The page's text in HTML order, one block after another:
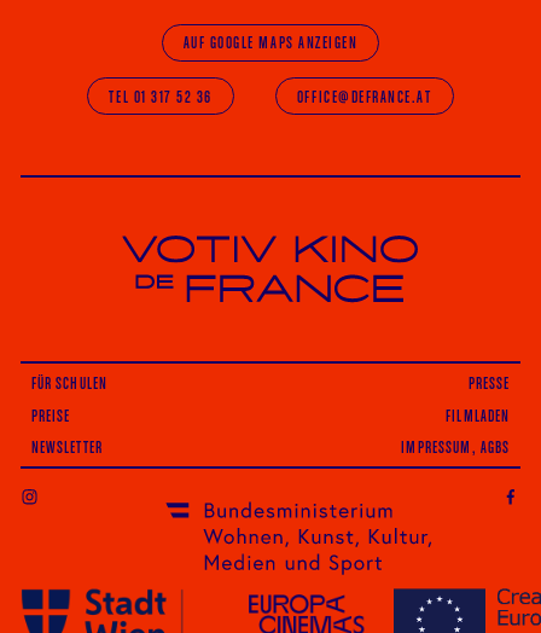
AUF GOOGLE MAPS ANZEIGEN
TEL 01 317 52 36 OFFICE@DEFRANCE.AT
Votiv Kino und Kino De France in Wien
FÜR SCHULEN
PRESSE
PREISE
FILMLADEN
NEWSLETTER IMPRESSUM, AGBS